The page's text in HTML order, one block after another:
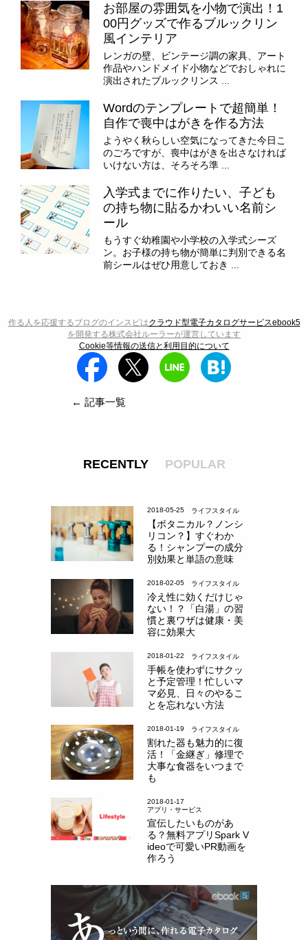
お部屋の雰囲気を小物で演出！1
00円グッズで作るブルックリン
風インテリア
レンガの壁、ビンテージ調の家具、アート
作品やハンドメイド小物などでおしゃれに
演出されたブルックリンス ...
Wordのテンプレートで超簡単！
自作で喪中はがきを作る方法
ようやく秋らしい空気になってきた今日こ
のごろですが、喪中はがきを出さなければ
いけない方は、そろそろ準 ...
入学式までに作りたい、子ども
の持ち物に貼るかわいい名前シ
ール
もうすぐ幼稚園や小学校の入学式シーズ
ン。お子様の持ち物が簡単に判別できる名
前シールはぜひ用意しておき ...
作る人を応援するブログのインスピはクラウド型電子カタログサービスebook5
を開発する株式会社ルーラーが運営しています
Cookie等情報の送信と利用目的について
← 記事一覧
RECENTLY POPULAR
2018-05-25 ライフスタイル
【ボタニカル？ノンシ
リコン？】すぐわか
る！シャンプーの成分
別効果と単語の意味
2018-02-05 ライフスタイル
冷え性に効くだけじゃ
ない！？「白湯」の習
慣と裏ワザは健康・美
容に効果大
2018-01-22 ライフスタイル
手帳を使わずにサクッ
と予定管理！忙しいマ
マ必見、日々のやるこ
とを忘れない方法
2018-01-19 ライフスタイル
割れた器も魅力的に復
活！「金継ぎ」修理で
大事な食器をいつまで
も
2018-01-17
アプリ・サービス
宣伝したいものがあ
る？無料アプリSpark V
ideoで可愛いPR動画を
作ろう